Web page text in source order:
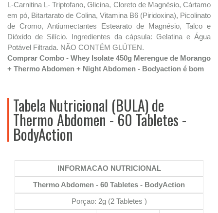
L-Carnitina L- Triptofano, Glicina, Cloreto de Magnésio, Cártamo
em pó, Bitartarato de Colina, Vitamina B6 (Piridoxina), Picolinato
de Cromo, Antiumectantes Estearato de Magnésio, Talco e
Dióxido de Silício. Ingredientes da cápsula: Gelatina e Água
Potável Filtrada. NÃO CONTÉM GLÚTEN.
Comprar Combo - Whey Isolate 450g Merengue de Morango
+ Thermo Abdomen + Night Abdomen - Bodyaction é bom
Tabela Nutricional (BULA) de
Thermo Abdomen - 60 Tabletes -
BodyAction
INFORMACAO NUTRICIONAL
Thermo Abdomen - 60 Tabletes - BodyAction
Porçao: 2g (2 Tabletes )